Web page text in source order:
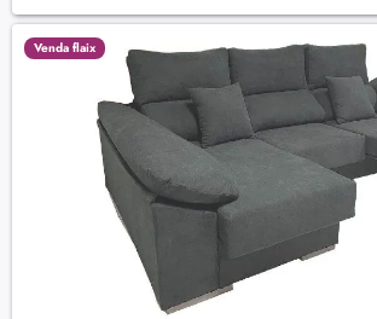
Venda flaix